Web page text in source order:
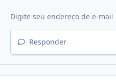
Responder